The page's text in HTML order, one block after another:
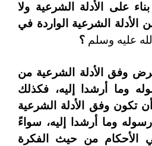
على الأدلة الشرعية ولا
الأدلة الشرعية الواردة في
عليه وسلم ؟
وفق الأدلة الشرعية من
وما أرشدا إليه، فكذلك
تكون وفق الأدلة الشرعية
وما أرشدا إليه، سواءً
الأحكام من حيث الفكرة